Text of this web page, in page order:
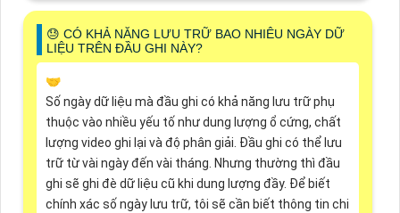
😓 CÓ KHẢ NĂNG LƯU TRỮ BAO NHIÊU NGÀY DỮ
LIỆU TRÊN ĐẦU GHI NÀY?
🤝
Số ngày dữ liệu mà đầu ghi có khả năng lưu trữ phụ
thuộc vào nhiều yếu tố như dung lượng ổ cứng, chất
lượng video ghi lại và độ phân giải. Đầu ghi có thể lưu
trữ từ vài ngày đến vài tháng. Nhưng thường thì đầu
ghi sẽ ghi đè dữ liệu cũ khi dung lượng đầy. Để biết
chính xác số ngày lưu trữ, tôi sẽ cần biết thông tin chi